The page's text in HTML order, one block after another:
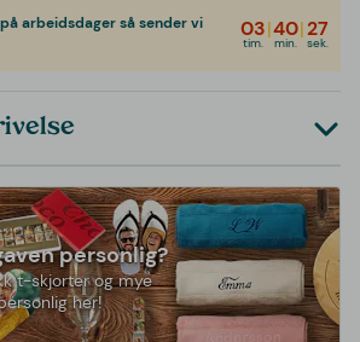
arbeidsdager så sender vi
03
tim.
|40
min.
|27
sek.
personlig?
t-skjorter og mye
her!